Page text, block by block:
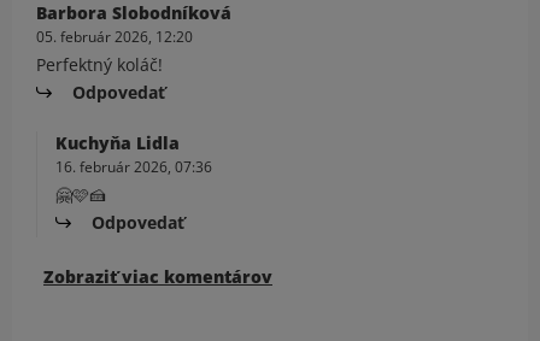
Barbora Slobodníková
05. február 2026, 12:20
Perfektný koláč!
Odpovedať
Kuchyňa Lidla
16. február 2026, 07:36
🤗🩷🍰
Odpovedať
Zobraziť viac komentárov